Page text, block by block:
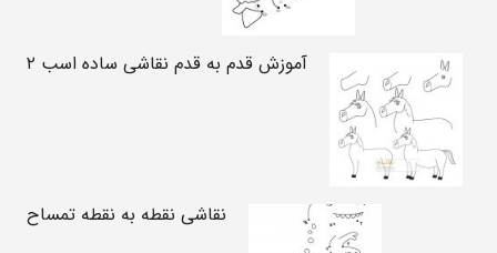
آموزش قدم به قدم نقاشی ساده اسب ۲
نقاشی نقطه به نقطه تمساح